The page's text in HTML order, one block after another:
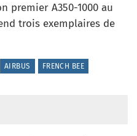
premier A350-1000 au
trois exemplaires de
AIRBUS FRENCH BEE